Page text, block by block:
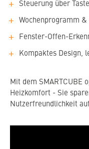
Steuerung über
Wochenprogramm &
Fenster-Offen-
Kompaktes Design,
Mit dem SMARTCUBE
Heizkomfort - Sie
Nutzerfreundlichkeit